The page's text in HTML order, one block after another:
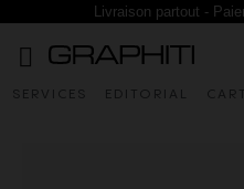
Livraison partout -
SERVICES EDITORIAL